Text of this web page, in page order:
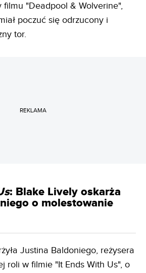
filmu "Deadpool & Wolverine",
poczuć się odrzucony i
tor.
REKLAMA
: Blake Lively oskarża
o molestowanie
Justina Baldoniego, reżysera
roli w filmie "It Ends With Us", o